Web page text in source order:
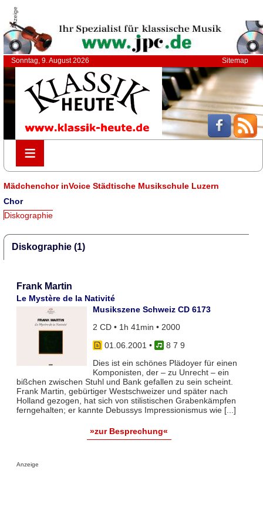
Anzeige
Sonntag, 9. August 2026 Sitemap
≡
≡
Mädchenchor inVoice Städtische Musikschule Luzern
Chor
Diskographie
Diskographie (1)
Frank Martin
Le Mystère de la Nativité
Musikszene Schweiz CD 6173
2 CD • 1h 41min • 2000
01.06.2001 •
8 7 9
Dies ist ein schönes Plädoyer für einen
Komponisten, der – zu Unrecht – ein
bißchen zwischen Stuhl und Bank gefallen zu sein scheint.
Frank Martin, gebürtiger Westschweizer und später nach
Holland gezogen, hat sich von stilistischen Grabenkämpfen
ferngehalten; er kannte Debussys Impressionismus wie [...]
»zur Besprechung«
Anzeige